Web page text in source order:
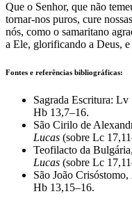
Que o Senhor, que não
tornar-nos puros, cure
nós, como o samaritano
a Ele, glorificando a Deus,
Fontes e referências bibliográficas:
Sagrada Escritura:
Hb 13,7–16.
São Cirilo de
Lucas (sobre Lc
Teofilacto da Bulgária,
Lucas (sobre Lc
São João Crisóstomo,
Hb 13,15–16.